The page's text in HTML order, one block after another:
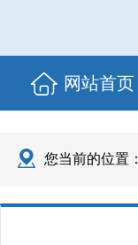
网站首页
您当前的位置：